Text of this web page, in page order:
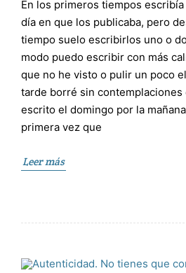
En los primeros tiempos
día en que los publicaba, pero
tiempo suelo escribirlos uno o
modo puedo escribir con más
que no he visto o pulir un poco
tarde borré sin contemplaciones
escrito el domingo por la
primera vez que
Leer más